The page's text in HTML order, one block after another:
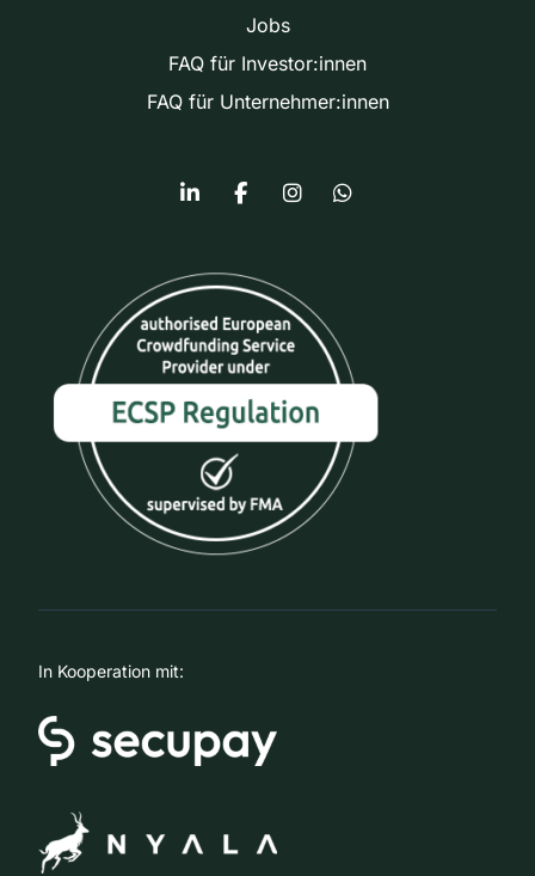
Jobs
FAQ für Investor:innen
FAQ für Unternehmer:innen
In Kooperation mit: